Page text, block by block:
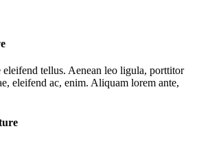
eleifend tellus. Aenean leo ligula, porttitor
eleifend ac, enim. Aliquam lorem ante,